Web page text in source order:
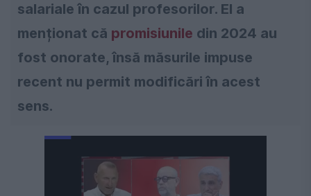
salariale în cazul profesorilor. El a
menționat că promisiunile din 2024 au
fost onorate, însă măsurile impuse
recent nu permit modificări în acest
sens.